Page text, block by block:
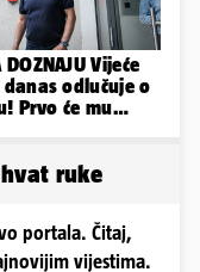
DOZNAJU Vijeće
danas odlučuje o
Prvo će mu
ruke
portala. Čitaj,
vijestima.